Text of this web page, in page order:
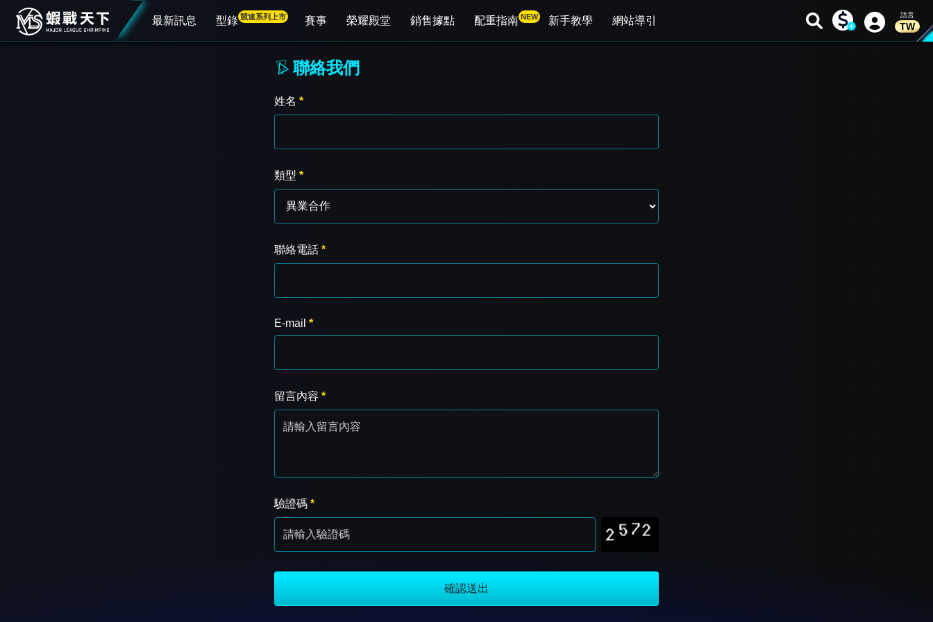
最新訊息 型錄競速系列上市 賽事 榮耀殿堂 銷售據點 配重指南NEW 新手教學 網站導引 TW
聯絡我們
姓名 *
類型 *
聯絡電話 *
E-mail *
留言內容 *
驗證碼 *
確認送出